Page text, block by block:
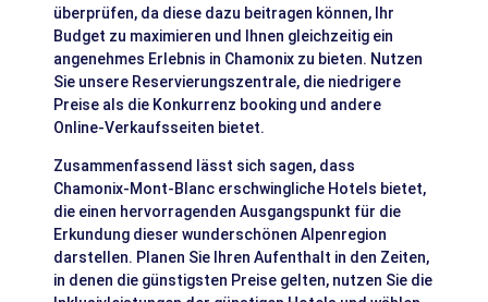
überprüfen, da diese dazu beitragen können, Ihr
Budget zu maximieren und Ihnen gleichzeitig ein
angenehmes Erlebnis in Chamonix zu bieten. Nutzen
Sie unsere Reservierungszentrale, die niedrigere
Preise als die Konkurrenz booking und andere
Online-Verkaufsseiten bietet.
Zusammenfassend lässt sich sagen, dass
Chamonix-Mont-Blanc erschwingliche Hotels bietet,
die einen hervorragenden Ausgangspunkt für die
Erkundung dieser wunderschönen Alpenregion
darstellen. Planen Sie Ihren Aufenthalt in den Zeiten,
in denen die günstigsten Preise gelten, nutzen Sie die